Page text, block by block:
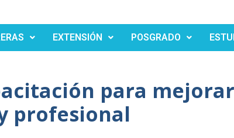
EXTENSIÓN POSGRADO
para
profesional